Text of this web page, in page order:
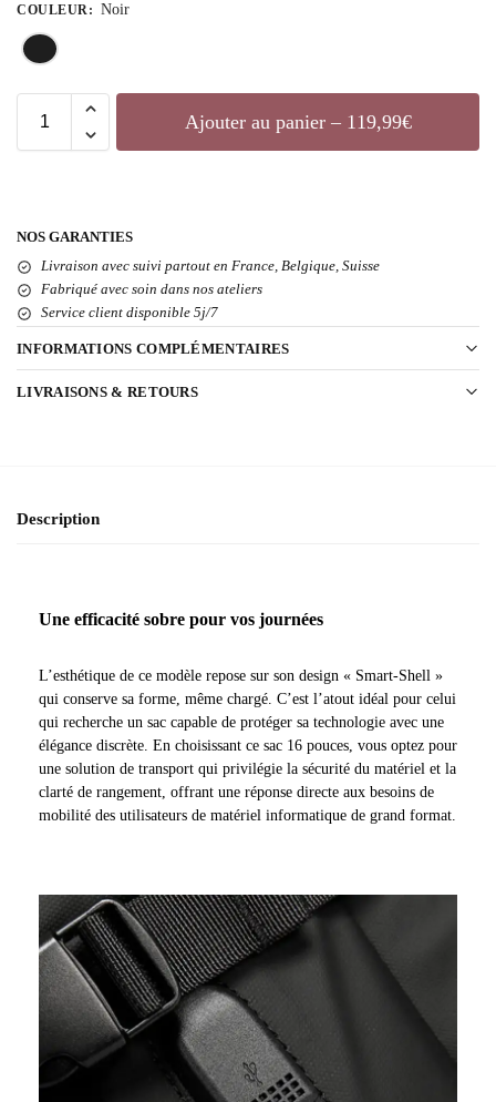
COULEUR: Noir
Ajouter au panier – 119,99€
NOS GARANTIES
Livraison avec suivi partout en France, Belgique, Suisse
Fabriqué avec soin dans nos ateliers
Service client disponible 5j/7
INFORMATIONS COMPLÉMENTAIRES
LIVRAISONS & RETOURS
Description
Une efficacité sobre pour vos journées
L’esthétique de ce modèle repose sur son design « Smart-Shell »
qui conserve sa forme, même chargé. C’est l’atout idéal pour celui
qui recherche un sac capable de protéger sa technologie avec une
élégance discrète. En choisissant ce sac 16 pouces, vous optez pour
une solution de transport qui privilégie la sécurité du matériel et la
clarté de rangement, offrant une réponse directe aux besoins de
mobilité des utilisateurs de matériel informatique de grand format.